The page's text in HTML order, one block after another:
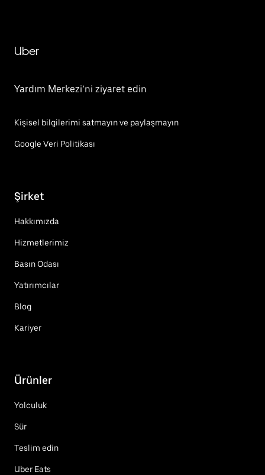
Uber
Yardım Merkezi’ni ziyaret edin
Kişisel bilgilerimi satmayın ve paylaşmayın
Google Veri Politikası
Şirket
Hakkımızda
Hizmetlerimiz
Basın Odası
Yatırımcılar
Blog
Kariyer
Ürünler
Yolculuk
Sür
Teslim edin
Uber Eats